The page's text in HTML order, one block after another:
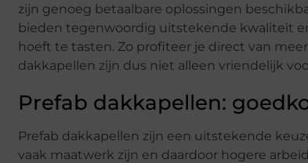
zijn genoeg betaalbare oplossingen
bieden tegenwoordig uitstekende kwaliteit
hoeft te tasten. Zo profiteer je direct van
dakkapellen zijn dus niet alleen vriendelijk
Prefab dakkapellen:
Prefab dakkapellen zijn een uitstekende
vaak maatwerk zijn en daardoor hogere